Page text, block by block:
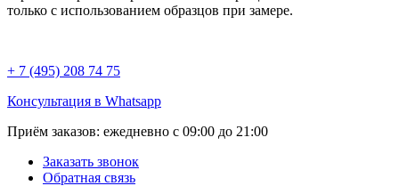
только с использованием образцов при замере.
+ 7 (495) 208 74 75
Консультация в Whatsapp
Приём заказов: ежедневно с 09:00 до 21:00
Заказать звонок
Обратная связь